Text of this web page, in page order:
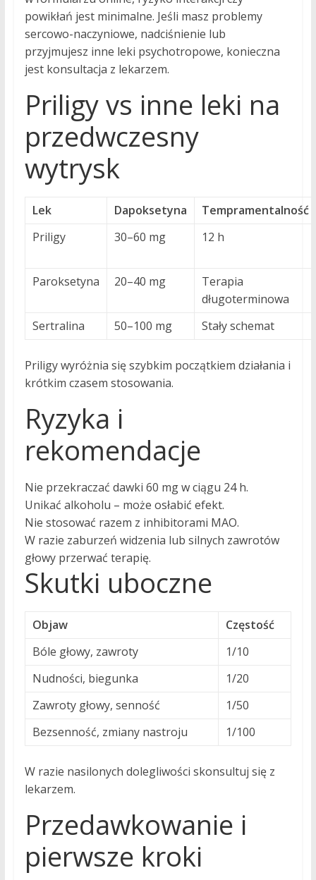
powikłań jest minimalne. Jeśli masz problemy
sercowo-naczyniowe, nadciśnienie lub
przyjmujesz inne leki psychotropowe, konieczna
jest konsultacja z lekarzem.
Priligy vs inne leki na
przedwczesny
wytrysk
Lek Dapoksetyna
Tempramentalność
Priligy
30–60 mg 12 h
Paroksetyna 20–40 mg
Terapia
długoterminowa
Sertralina
50–100 mg Stały schemat
Priligy wyróżnia się szybkim początkiem działania i
krótkim czasem stosowania.
Ryzyka i
rekomendacje
Nie przekraczać dawki 60 mg w ciągu 24 h.
Unikać alkoholu – może osłabić efekt.
Nie stosować razem z inhibitorami MAO.
W razie zaburzeń widzenia lub silnych zawrotów
głowy przerwać terapię.
Skutki uboczne
Objaw
Częstość
Bóle głowy, zawroty
1/10
Nudności, biegunka
1/20
Zawroty głowy, senność
1/50
Bezsenność, zmiany nastroju
1/100
W razie nasilonych dolegliwości skonsultuj się z
lekarzem.
Przedawkowanie i
pierwsze kroki